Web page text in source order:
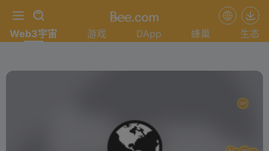
Web3宇宙 游戏 DApp 蜂巢 生态